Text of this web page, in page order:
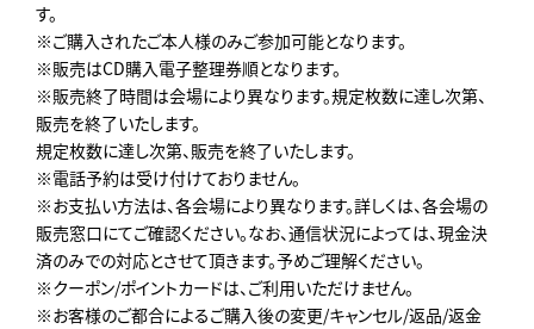
す。
※ご購入されたご本人様のみご参加可能となります。
※販売はCD購入電子整理券順となります。
※販売終了時間は会場により異なります。規定枚数に達し次第、
販売を終了いたします。
規定枚数に達し次第、販売を終了いたします。
※電話予約は受け付けておりません。
※お支払い方法は、各会場により異なります。詳しくは、各会場の
販売窓口にてご確認ください。なお、通信状況によっては、現金決
済のみでの対応とさせて頂きます。予めご理解ください。
※クーポン/ポイントカードは、ご利用いただけません。
※お客様のご都合によるご購入後の変更/キャンセル/返品/返金